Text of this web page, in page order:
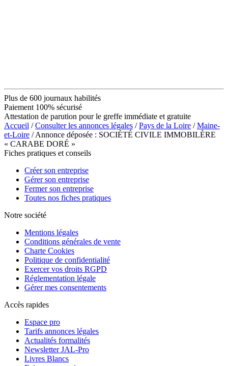
Plus de 600 journaux habilités
Paiement 100% sécurisé
Attestation de parution pour le greffe immédiate et gratuite
Accueil /Consulter les annonces légales /Pays de la Loire /Maine-
et-Loire / Annonce déposée : SOCIÉTÉ CIVILE IMMOBILÈRE
« CARABE DORÉ »
Fiches pratiques et conseils
Créer son entreprise
Gérer son entreprise
Fermer son entreprise
Toutes nos fiches pratiques
Notre société
Mentions légales
Conditions générales de vente
Charte Cookies
Politique de confidentialité
Exercer vos droits RGPD
Réglementation légale
Gérer mes consentements
Accès rapides
Espace pro
Tarifs annonces légales
Actualités formalités
Newsletter JAL-Pro
Livres Blancs